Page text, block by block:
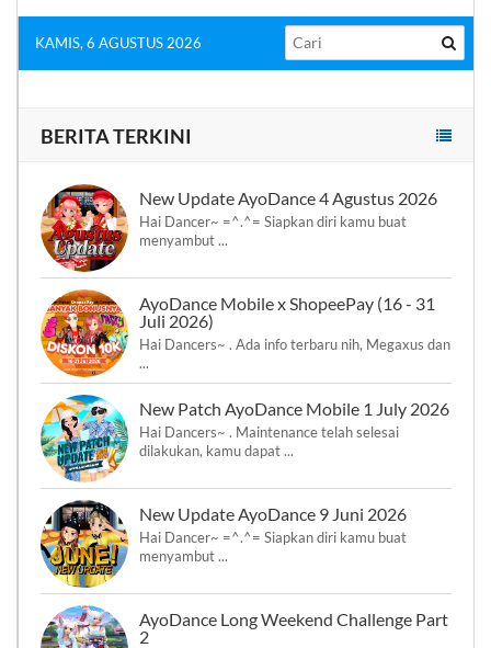
KAMIS, 6 AGUSTUS 2026
BERITA TERKINI
New Update AyoDance 4 Agustus 2026
Hai Dancer~ =^.^= Siapkan diri kamu buat
menyambut ...
AyoDance Mobile x ShopeePay (16 - 31
Juli 2026)
Hai Dancers~ . Ada info terbaru nih, Megaxus dan
...
New Patch AyoDance Mobile 1 July 2026
Hai Dancers~ . Maintenance telah selesai
dilakukan, kamu dapat ...
New Update AyoDance 9 Juni 2026
Hai Dancer~ =^.^= Siapkan diri kamu buat
menyambut ...
AyoDance Long Weekend Challenge Part
2